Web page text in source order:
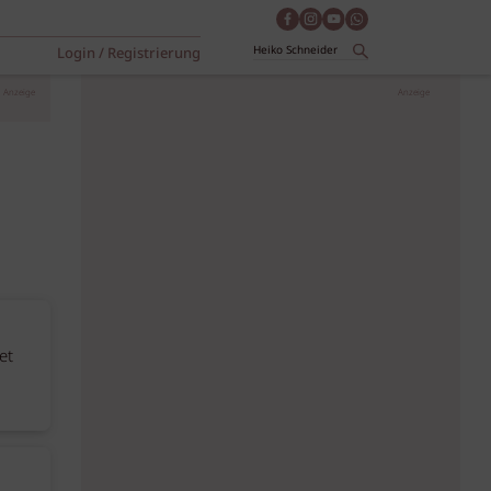
Login / Registrierung
Anzeige Anzeige